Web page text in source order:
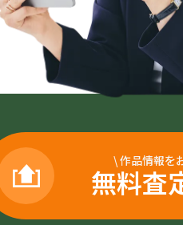
\作品情報を
無料査